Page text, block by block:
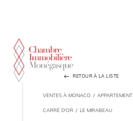
RETOUR À LA LISTE
VENTES À MONACO APPARTEMENT
CARRÉ D'OR LE MIRABEAU